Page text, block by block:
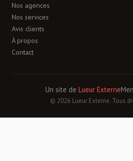
Nos agences
Nos services
Avis clients
À propos
Contact
Un site de Lueur Externe
© 2026 Lueur Externe. Tous